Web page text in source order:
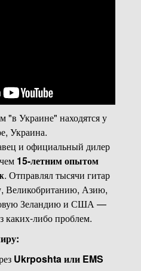
"в Украине" находятся у
Украина.
и официальный дилер
15-летним опытом
. Отправлял тысячи гитар
Великобританию, Азию,
Зеландию и США —
каких-либо проблем.
Ukrposhta или EMS